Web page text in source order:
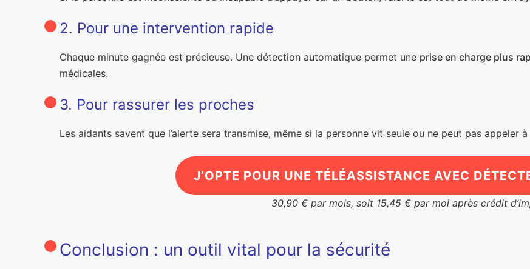
2. Pour une intervention rapide
Chaque minute gagnée est précieuse. Une détection automatique permet une prise en charge plus
médicales.
3. Pour rassurer les proches
Les aidants savent que l’alerte sera transmise, même si la personne vit seule ou ne peut pas appeler à
J’OPTE POUR UNE TÉLÉASSISTANCE AVEC
30,90 € par mois, soit 15,45 € par moi après crédit
Conclusion : un outil vital pour la sécurité